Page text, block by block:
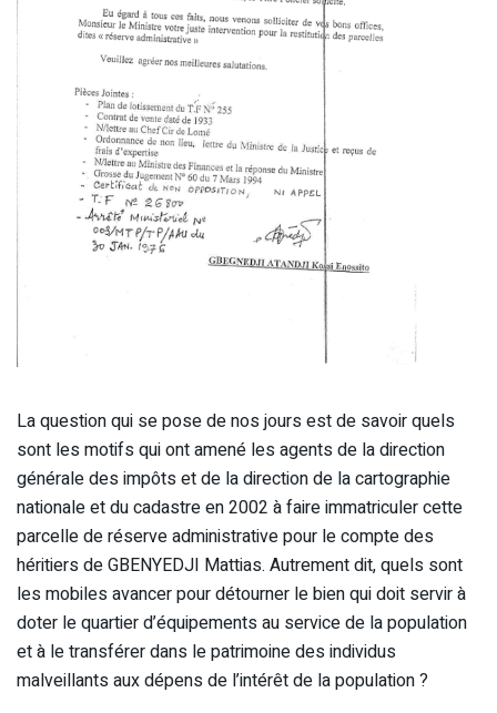
La question qui se pose de nos jours est de savoir quels
sont les motifs qui ont amené les agents de la direction
générale des impôts et de la direction de la cartographie
nationale et du cadastre en 2002 à faire immatriculer cette
parcelle de réserve administrative pour le compte des
héritiers de GBENYEDJI Mattias. Autrement dit, quels sont
les mobiles avancer pour détourner le bien qui doit servir à
doter le quartier d’équipements au service de la population
et à le transférer dans le patrimoine des individus
malveillants aux dépens de l’intérêt de la population ?